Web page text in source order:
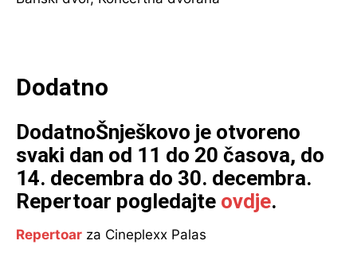
Dodatno
DodatnoŠnješkovo je otvoreno
svaki dan od 11 do 20 časova, do
14. decembra do 30. decembra.
Repertoar pogledajte ovdje.
Repertoar za Cineplexx Palas